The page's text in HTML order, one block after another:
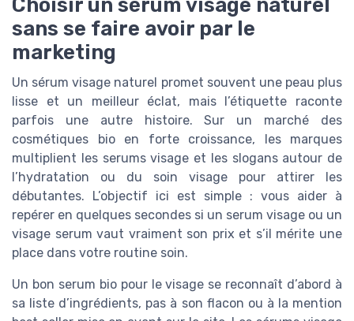
sans se faire avoir par le
marketing
Un sérum visage naturel promet souvent une peau plus
lisse et un meilleur éclat, mais l’étiquette raconte
parfois une autre histoire. Sur un marché des
cosmétiques bio en forte croissance, les marques
multiplient les serums visage et les slogans autour de
l’hydratation ou du soin visage pour attirer les
débutantes. L’objectif ici est simple : vous aider à
repérer en quelques secondes si un serum visage ou un
visage serum vaut vraiment son prix et s’il mérite une
place dans votre routine soin.
Un bon serum bio pour le visage se reconnaît d’abord à
sa liste d’ingrédients, pas à son flacon ou à la mention